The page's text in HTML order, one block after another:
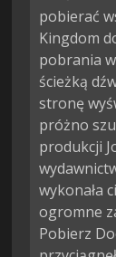
pobierać
Kingdom
pobrania
ścieżką
stronę
próżno
produkcji
wykonała
ogromne
Pobierz